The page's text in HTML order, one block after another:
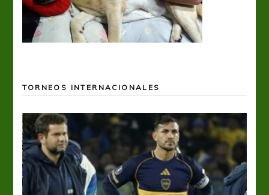
TORNEOS INTERNACIONALES